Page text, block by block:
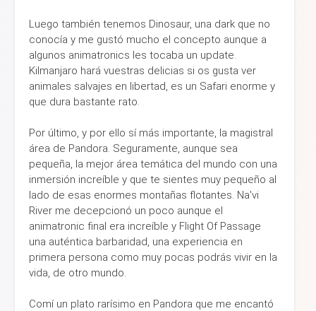
Luego también tenemos Dinosaur, una dark que no
conocía y me gustó mucho el concepto aunque a
algunos animatronics les tocaba un update.
Kilmanjaro hará vuestras delicias si os gusta ver
animales salvajes en libertad, es un Safari enorme y
que dura bastante rato.
Por último, y por ello sí más importante, la magistral
área de Pandora. Seguramente, aunque sea
pequeña, la mejor área temática del mundo con una
inmersión increíble y que te sientes muy pequeño al
lado de esas enormes montañas flotantes. Na'vi
River me decepcionó un poco aunque el
animatronic final era increíble y Flight Of Passage
una auténtica barbaridad, una experiencia en
primera persona como muy pocas podrás vivir en la
vida, de otro mundo.
Comí un plato rarísimo en Pandora que me encantó